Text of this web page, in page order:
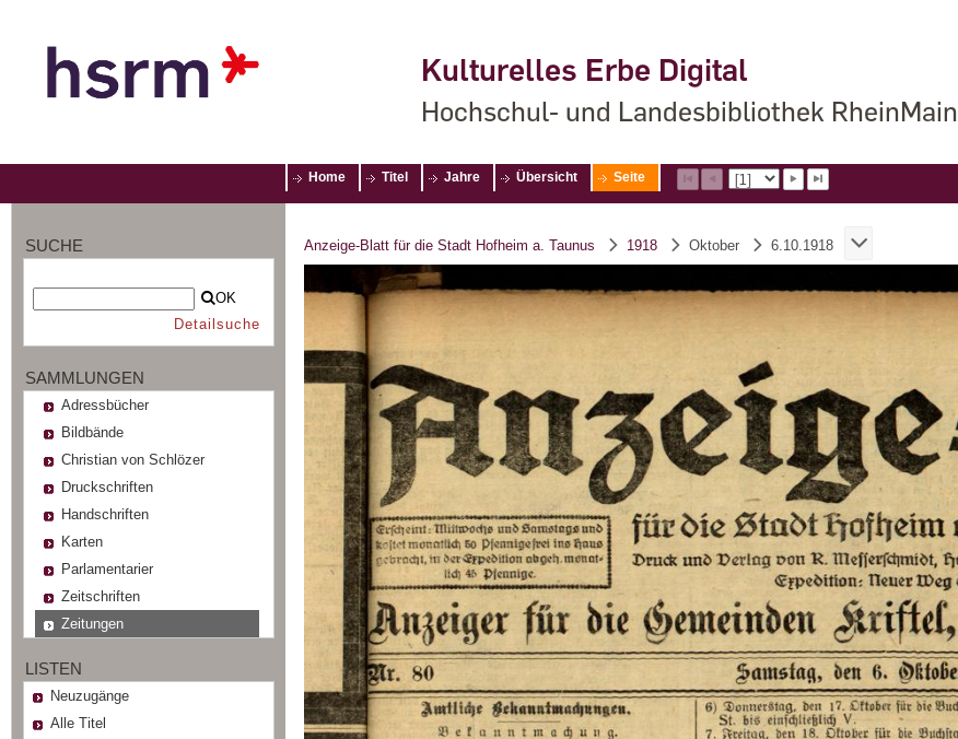
Kulturelles Erbe Digital
Hochschul- und Landesbibliothek RheinMain
Home Titel Jahre Übersicht Seite
SUCHE
OK
Detailsuche
SAMMLUNGEN
Adressbücher
Bildbände
Christian von Schlözer
Druckschriften
Handschriften
Karten
Parlamentarier
Zeitschriften
Zeitungen
LISTEN
Neuzugänge
Alle Titel
Anzeige-Blatt für die Stadt Hofheim a. Taunus 1918 Oktober 6.10.1918